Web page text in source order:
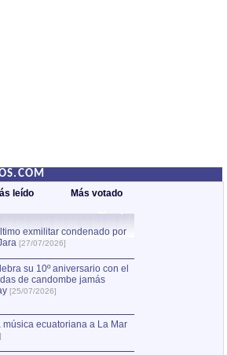
leído Más votado
exmilitar condenado por
[27/07/2026]
su 10º aniversario con el
de candombe jamás
[25/07/2026]
ecuatoriana a La Mar